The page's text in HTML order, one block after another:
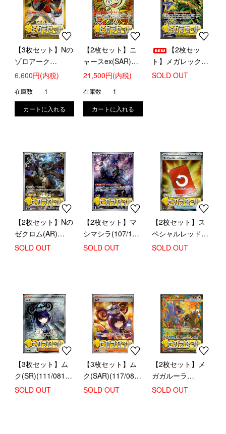
【3枚セット】Nの
ゾロアーク
ex(131/100 UR)
6,600円(内税)
在庫数 1
【2枚セット】ニ
ャースex(SAR)
(114/080)【ヒカラ
21,500円(内税)
在庫数 1
【2枚セッ
ト】メガレックウ
ザex(SR)
SOLD OUT
【2枚セット】Nの
ゼクロム(AR)
(210/193)【ヒカラ
SOLD OUT
【2枚セット】マ
シマシラ(107/101
AR)【ヒカラセッ
SOLD OUT
【2枚セット】ス
ペシャルレッドカ
ード(SR)
SOLD OUT
【3枚セット】ム
ク(SR)(111/081)
【ヒカラセット】
SOLD OUT
【3枚セット】ム
ク(SAR)(117/081)
【ヒカラセット】
SOLD OUT
【2枚セット】メ
ガガルーラ
ex(SAR)(089/063)
SOLD OUT